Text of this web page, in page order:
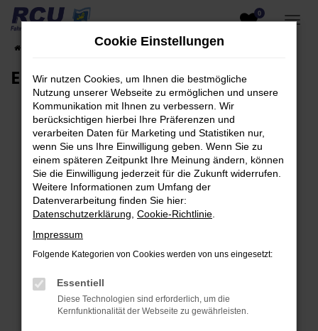
Zum
Hauptinhalt
springen
0
EU-Fahrzeuge am Lager Fahrzeugsuche
EU-Neuwagen für Händler
Fehler: Network Error
Beim Laden ist ein Fehler aufgetreten.
Hier sind ein paar Tipps, die dir helfen können:
Überprüfe deine Firewall und deine
Laden andere Webseiten, zum Beispiel deine
Suchmaschine?
Prüfe deine Browsererweiterungen.
Manche Erweiterungen, wie Werbeblocker,
können das Laden bestimmter Seiten
Cookie Einstellungen
Wir nutzen Cookies, um Ihnen die bestmögliche
Nutzung unserer Webseite zu ermöglichen und unsere
Kommunikation mit Ihnen zu verbessern. Wir
berücksichtigen hierbei Ihre Präferenzen und
verarbeiten Daten für Marketing und Statistiken nur,
wenn Sie uns Ihre Einwilligung geben. Wenn Sie zu
einem späteren Zeitpunkt Ihre Meinung ändern, können
Sie die Einwilligung jederzeit für die Zukunft widerrufen.
Weitere Informationen zum Umfang der
Datenverarbeitung finden Sie hier:
Datenschutzerklärung Cookie-Richtlinie
Impressum
Folgende Kategorien von Cookies werden von uns eingesetzt:
Essentiell
Diese Technologien sind erforderlich, um die
Kernfunktionalität der Webseite zu gewährleisten.